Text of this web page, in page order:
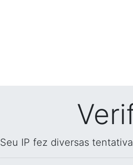
Seu IP fez diversas